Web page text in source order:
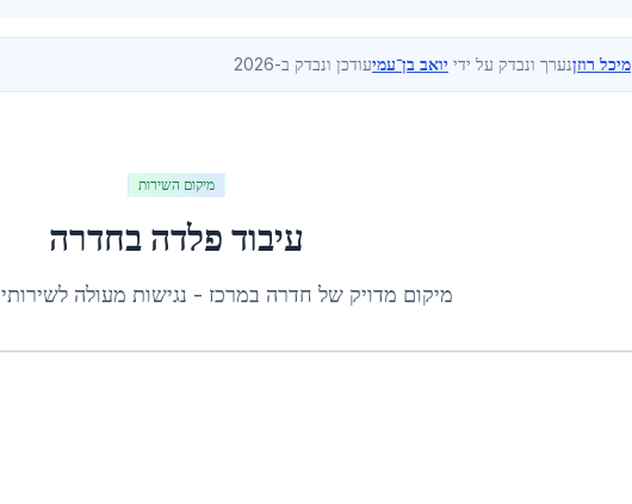
מיכל רוזןנערך ונבדק על ידי יואב בן־עמיעודכן ונבדק ב-2026
מיקום השירות
עיבוד פלדה בחדרה
מיקום מדויק של חדרה במרכז - נגישות מעולה לשירותי